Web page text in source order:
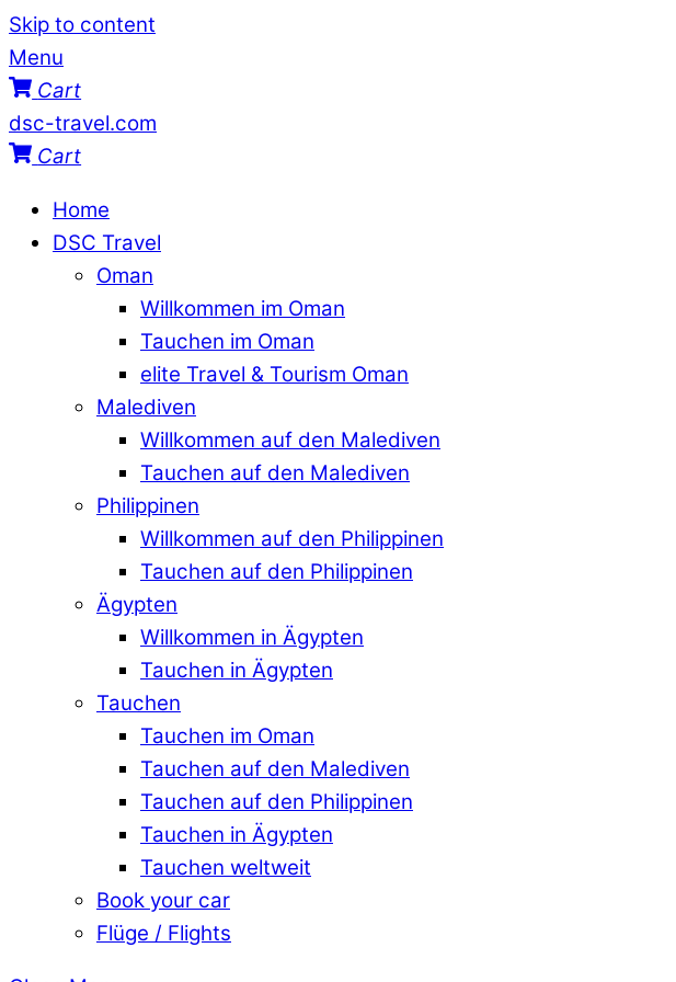
Skip to content
Menu
Cart
dsc-travel.com
Cart
Home
DSC Travel
Oman
Willkommen im Oman
Tauchen im Oman
elite Travel & Tourism Oman
Malediven
Willkommen auf den Malediven
Tauchen auf den Malediven
Philippinen
Willkommen auf den Philippinen
Tauchen auf den Philippinen
Ägypten
Willkommen in Ägypten
Tauchen in Ägypten
Tauchen
Tauchen im Oman
Tauchen auf den Malediven
Tauchen auf den Philippinen
Tauchen in Ägypten
Tauchen weltweit
Book your car
Flüge / Flights